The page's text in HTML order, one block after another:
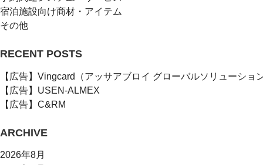
宿泊施設向け商材・アイテム
その他
RECENT POSTS
【広告】Vingcard（アッサアブロイ グローバルソリューショ
【広告】USEN-ALMEX
【広告】C&RM
ARCHIVE
2026年8月